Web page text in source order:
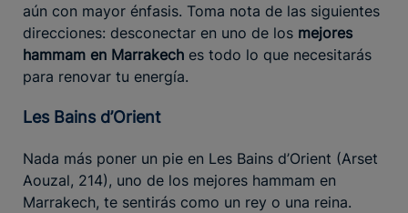
aún con mayor énfasis. Toma nota de las siguientes
direcciones: desconectar en uno de los mejores
hammam en Marrakech es todo lo que necesitarás
para renovar tu energía.
Les Bains d’Orient
Nada más poner un pie en Les Bains d’Orient (Arset
Aouzal, 214), uno de los mejores hammam en
Marrakech, te sentirás como un rey o una reina.